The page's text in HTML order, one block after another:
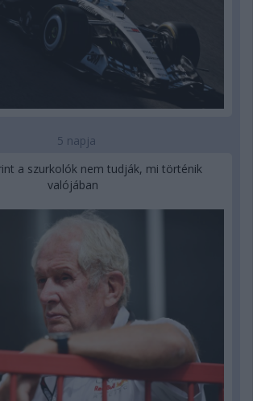
5 napja
a szurkolók nem tudják, mi történik
valójában